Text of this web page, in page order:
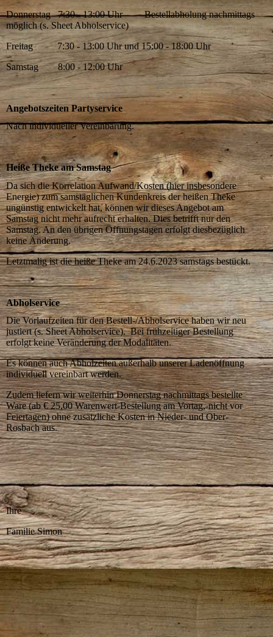
Donnerstag 7:30 - 13:00 Uhr Bestellabholung nachmittags
möglich (s. Sheet Abholservice)
Freitag 7:30 - 13:00 Uhr und 15:00 - 18:00 Uhr
Samstag 8:00 - 12:00 Uhr
Angebotszeiten Partyservice
Nach individueller Vereinbarung.
Heiße Theke am Samstag
Da sich die Korrelation Aufwand/Kosten (hier insbesondere
Energie) zum samstäglichen Kundenkreis der heißen Theke
ungünstig entwickelt hat, können wir dieses Angebot am
Samstag nicht mehr aufrecht erhalten. Dies betrifft nur den
Samstag. An den übrigen Öffnungstagen erfolgt diesbezüglich
keine Änderung.
Letztmalig ist die heiße Theke am 24.6.2023 samstags bestückt.
Abholservice
Die Vorlaufzeiten für den Bestell-/Abholservice haben wir neu
justiert (s. Sheet Abholservice). Bei frühzeitiger Bestellung
erfolgt keine Veränderung der Modalitäten.
Es können auch Abholzeiten außerhalb unserer Ladenöffnung
individuell vereinbart werden.
Zudem liefern wir weiterhin Donnerstag nachmittags bestellte
Ware (ab € 25,00 Warenwert-Bestellung am Vortag,-nicht vor
Feiertagen) ohne zusätzliche Kosten in Nieder- und Ober-
Rosbach aus.
Ihre
Familie Simon